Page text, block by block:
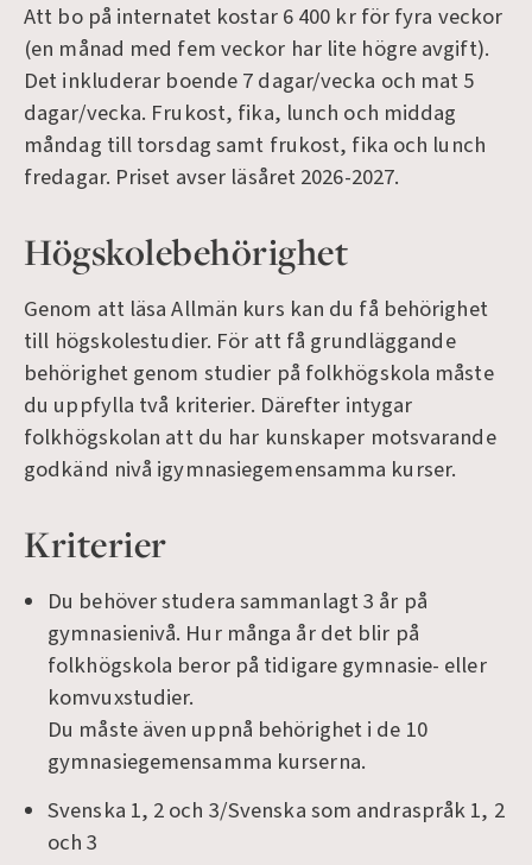
Att bo på internatet kostar 6 400 kr för fyra veckor
(en månad med fem veckor har lite högre avgift).
Det inkluderar boende 7 dagar/vecka och mat 5
dagar/vecka. Frukost, fika, lunch och middag
måndag till torsdag samt frukost, fika och lunch
fredagar. Priset avser läsåret 2026-2027.
Högskolebehörighet
Genom att läsa Allmän kurs kan du få behörighet
till högskolestudier. För att få grundläggande
behörighet genom studier på folkhögskola måste
du uppfylla två kriterier. Därefter intygar
folkhögskolan att du har kunskaper motsvarande
godkänd nivå igymnasiegemensamma kurser.
Kriterier
Du behöver studera sammanlagt 3 år på
gymnasienivå. Hur många år det blir på
folkhögskola beror på tidigare gymnasie- eller
komvuxstudier.
Du måste även uppnå behörighet i de 10
gymnasiegemensamma kurserna.
Svenska 1, 2 och 3/Svenska som andraspråk 1, 2
och 3